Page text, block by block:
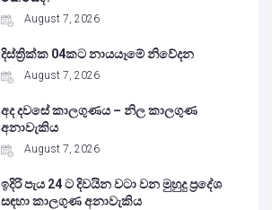
August 7, 2026
දිස්ත්‍රික්ක 04කට නායයෑමේ නිවේදන
August 7, 2026
අද දවසේ කාලගුණය – නිල කාලගුණ
අනාවැකිය
August 7, 2026
ඉදිරි පැය 24 ට දිවයින වටා වන මුහුදු ප්‍රදේශ
සඳහා කාලගුණ අනාවැකිය